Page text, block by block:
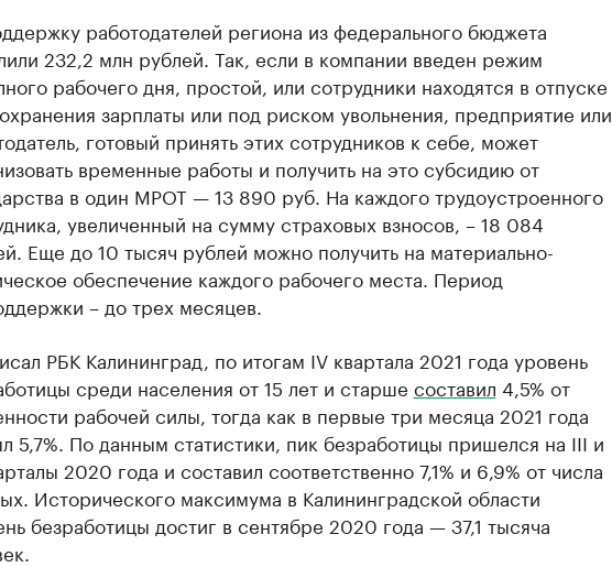
работодателей региона из федерального бюджета
232,2 млн рублей. Так, если в компании введен режим
рабочего дня, простой, или сотрудники находятся в отпуске
зарплаты или под риском увольнения, предприятие или
готовый принять этих сотрудников к себе, может
временные работы и получить на это субсидию от
в один МРОТ — 13 890 руб. На каждого трудоустроенного
увеличенный на сумму страховых взносов, – 18 084
Еще до 10 тысяч рублей можно получить на материально-
обеспечение каждого рабочего места. Период
– до трех месяцев.
РБК Калининград, по итогам IV квартала 2021 года уровень
среди населения от 15 лет и старше составил 4,5% от
рабочей силы, тогда как в первые три месяца 2021 года
5,7%. По данным статистики, пик безработицы пришелся на III и
2020 года и составил соответственно 7,1% и 6,9% от числа
Исторического максимума в Калининградской области
безработицы достиг в сентябре 2020 года — 37,1 тысяча